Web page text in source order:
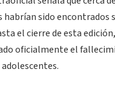
habrían sido encontrados
el cierre de esta
oficialmente el